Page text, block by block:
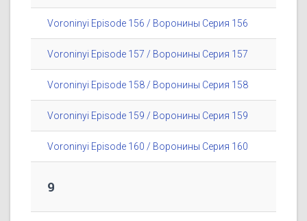
Voroninyi Episode 156 / Воронины Серия 156
Voroninyi Episode 157 / Воронины Серия 157
Voroninyi Episode 158 / Воронины Серия 158
Voroninyi Episode 159 / Воронины Серия 159
Voroninyi Episode 160 / Воронины Серия 160
9